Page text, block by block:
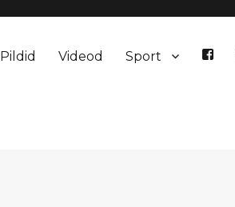
Pildid Videod Sport